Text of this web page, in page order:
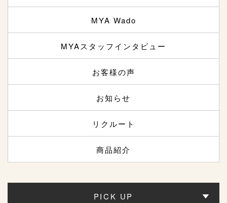
MYA Wado
MYAスタッフインタビュー
お客様の声
お知らせ
リクルート
商品紹介
PICK UP